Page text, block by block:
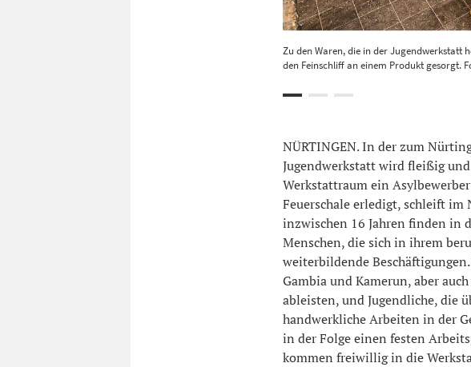
Zu den Waren, die in der Jugendwerkstatt
den Feinschliff an einem Produkt gesorgt.
NÜRTINGEN. In der zum
Jugendwerkstatt wird fleißig
Werkstattraum ein
Feuerschale erledigt, schleift
inzwischen 16 Jahren finden in
Menschen, die sich in ihrem
weiterbildende
Gambia und Kamerun, aber
ableisten, und Jugendliche, die
handwerkliche Arbeiten in der
in der Folge einen festen
kommen freiwillig in die